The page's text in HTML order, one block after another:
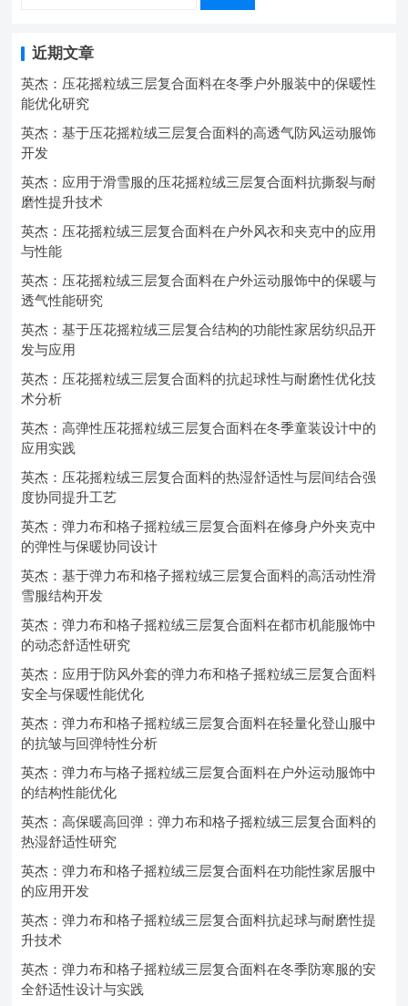
近期文章
英杰：压花摇粒绒三层复合面料在冬季户外服装中的保暖性
能优化研究
英杰：基于压花摇粒绒三层复合面料的高透气防风运动服饰
开发
英杰：应用于滑雪服的压花摇粒绒三层复合面料抗撕裂与耐
磨性提升技术
英杰：压花摇粒绒三层复合面料在户外风衣和夹克中的应用
与性能
英杰：压花摇粒绒三层复合面料在户外运动服饰中的保暖与
透气性能研究
英杰：基于压花摇粒绒三层复合结构的功能性家居纺织品开
发与应用
英杰：压花摇粒绒三层复合面料的抗起球性与耐磨性优化技
术分析
英杰：高弹性压花摇粒绒三层复合面料在冬季童装设计中的
应用实践
英杰：压花摇粒绒三层复合面料的热湿舒适性与层间结合强
度协同提升工艺
英杰：弹力布和格子摇粒绒三层复合面料在修身户外夹克中
的弹性与保暖协同设计
英杰：基于弹力布和格子摇粒绒三层复合面料的高活动性滑
雪服结构开发
英杰：弹力布和格子摇粒绒三层复合面料在都市机能服饰中
的动态舒适性研究
英杰：应用于防风外套的弹力布和格子摇粒绒三层复合面料
安全与保暖性能优化
英杰：弹力布和格子摇粒绒三层复合面料在轻量化登山服中
的抗皱与回弹特性分析
英杰：弹力布与格子摇粒绒三层复合面料在户外运动服饰中
的结构性能优化
英杰：高保暖高回弹：弹力布和格子摇粒绒三层复合面料的
热湿舒适性研究
英杰：弹力布和格子摇粒绒三层复合面料在功能性家居服中
的应用开发
英杰：弹力布和格子摇粒绒三层复合面料抗起球与耐磨性提
升技术
英杰：弹力布和格子摇粒绒三层复合面料在冬季防寒服的安
全舒适性设计与实践